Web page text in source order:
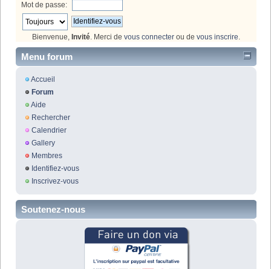
Mot de passe:
Bienvenue, Invité. Merci de vous connecter ou de vous inscrire.
Menu forum
Accueil
Forum
Aide
Rechercher
Calendrier
Gallery
Membres
Identifiez-vous
Inscrivez-vous
Soutenez-nous